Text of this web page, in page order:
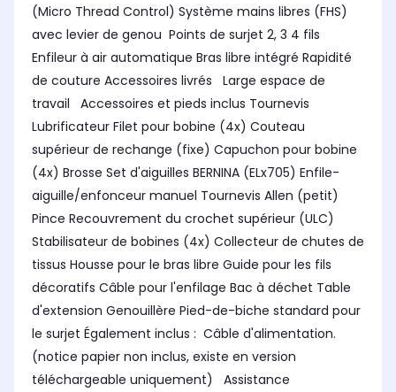
(Micro Thread Control) Système mains libres (FHS)
avec levier de genou Points de surjet 2, 3 4 fils
Enfileur à air automatique Bras libre intégré Rapidité
de couture Accessoires livrés Large espace de
travail Accessoires et pieds inclus Tournevis
Lubrificateur Filet pour bobine (4x) Couteau
supérieur de rechange (fixe) Capuchon pour bobine
(4x) Brosse Set d'aiguilles BERNINA (ELx705) Enfile-
aiguille/enfonceur manuel Tournevis Allen (petit)
Pince Recouvrement du crochet supérieur (ULC)
Stabilisateur de bobines (4x) Collecteur de chutes de
tissus Housse pour le bras libre Guide pour les fils
décoratifs Câble pour l'enfilage Bac à déchet Table
d'extension Genouillère Pied-de-biche standard pour
le surjet Également inclus : Câble d'alimentation.
(notice papier non inclus, existe en version
téléchargeable uniquement) Assistance